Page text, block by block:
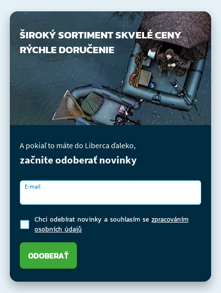
ŠIROKÝ SORTIMENTSKVELÉ CENY
RÝCHLE DORUČENIE
A pokiaľ to máte do Liberca ďaleko,
začnite odoberať novinky
E-mail
Chci odebírat novinky a souhlasím se zpracováním
osobních údajů
ODOBERAŤ